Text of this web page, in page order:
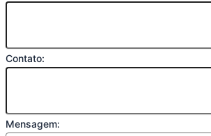
Contato:
Mensagem: